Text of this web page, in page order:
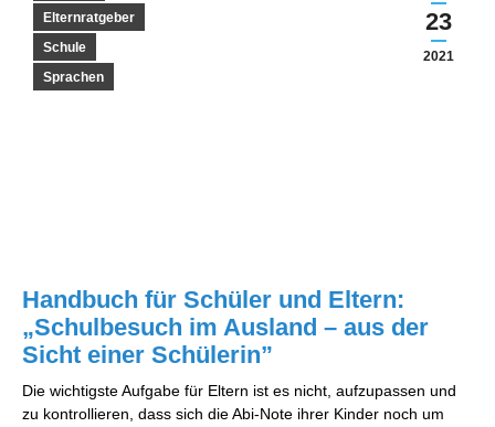
23
2021
Elternratgeber
Schule
Sprachen
Handbuch für Schüler und Eltern:
„Schulbesuch im Ausland – aus der
Sicht einer Schülerin”
Die wichtigste Aufgabe für Eltern ist es nicht, aufzupassen und
zu kontrollieren, dass sich die Abi-Note ihrer Kinder noch um